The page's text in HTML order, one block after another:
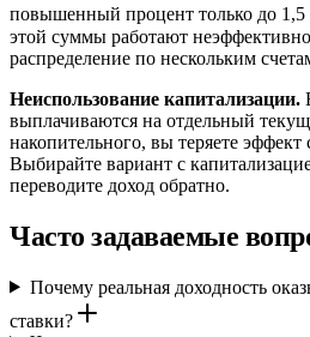
повышенный процент только до 1,5
этой суммы работают
распределение по нескольким
Неиспользование капитализации.
выплачиваются на отдельный
накопительного, вы теряете
Выбирайте вариант с
переводите доход обратно.
Часто задаваемые
Почему реальная доходность
ставки?